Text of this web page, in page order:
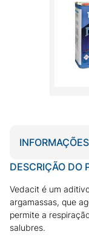
DESCRIÇÃO DO
Vedacit é um
argamassas, que
permite a
salubres.